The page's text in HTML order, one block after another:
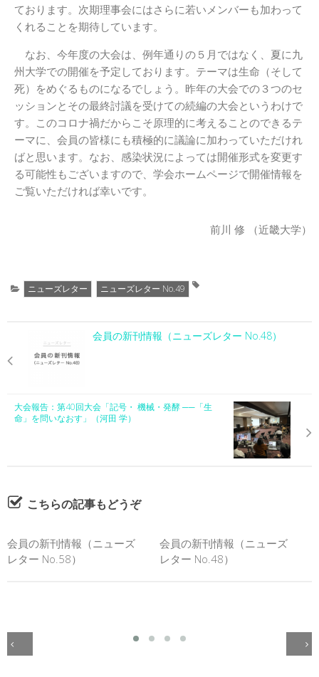
ております。次期理事会にはさらに若いメンバーも加わって
くれることを期待しています。
なお、今年度の大会は、例年通りの５月ではなく、夏に九
州大学での開催を予定しております。テーマは生命（そして
死）をめぐるものになるでしょう。昨年の大会での３つのセ
ッションとその最終討議を受けての続編の大会というわけで
す。このコロナ禍だからこそ原理的に考えることのできるテ
ーマに、会員の皆様にも積極的に議論に加わっていただけれ
ばと思います。なお、感染状況によっては開催形式を変更す
る可能性もございますので、学会ホームページで開催情報を
ご覧いただければ幸いです。
前川 修 （近畿大学）
ニューズレター ニューズレター No.49
会員の新刊情報（ニューズレター No.48）
大会報告：第40回大会「記号・ 機械・発酵 ──「生
命」を問いなおす」（河田 学）
こちらの記事もどうぞ
会員の新刊情報（ニューズ
レター No.58）
会員の新刊情報（ニューズ
レター No.48）